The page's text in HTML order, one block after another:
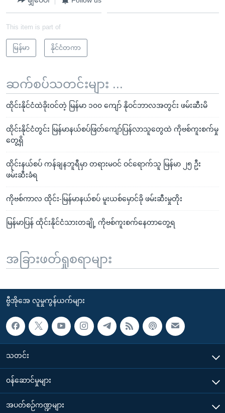
This item is part of
မြန်မာ နိုင်ငံတကာ
ဆက်စပ်သတင်းများ ...
ထိုင်းနိုင်ငံထဲခိုးဝင်တဲ့ မြန်မာ ၁၀၀ ကျော် နိုဝင်ဘာလအတွင်း ဖမ်းဆီးမိ
ထိုင်းနိုင်ငံတွင်း မြန်မာနယ်စပ်ဖြတ်ကျော်ပြန်လာသူတွေထဲ ကိုဗစ်ကူးစက်မှု
တွေ့ရှိ
ထိုင်းနယ်စပ် ကန်ချနဘူရီမှာ တရားမဝင် ဝင်ရောက်သူ မြန်မာ ၂၅ ဦး
ဖမ်းဆီးခံရ
ကိုဗစ်ကာလ ထိုင်း-မြန်မာနယ်စပ် မူးယစ်မှောင်ခို ဖမ်းဆီးမှုတိုး
မြန်မာပြန် ထိုင်းနိုင်ငံသားတချို့ ကိုဗစ်ကူးစက်နေတာတွေ့ရ
အခြားဖတ်ရှုစရာများ
ဗွီအိုအေ လူမှုကွန်ယက်များ
သတင်း
၀န်ဆောင်မှုများ
အပတ်စဉ်ကဏ္ဍများ